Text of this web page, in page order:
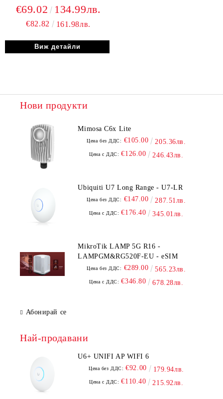
€69.02 134.99лв.
€82.82 161.98лв.
Виж детайли
Нови продукти
Mimosa C6x Lite
Цена без ДДС: €105.00 205.36лв.
Цена с ДДС: €126.00 246.43лв.
Ubiquiti U7 Long Range - U7-LR
Цена без ДДС: €147.00 287.51лв.
Цена с ДДС: €176.40 345.01лв.
MikroTik LAMP 5G R16 -
LAMPGM&RG520F-EU - eSIM
Цена без ДДС: €289.00 565.23лв.
Цена с ДДС: €346.80 678.28лв.
Абонирай се
Най-продавани
U6+ UNIFI AP WIFI 6
Цена без ДДС: €92.00 179.94лв.
Цена с ДДС: €110.40 215.92лв.